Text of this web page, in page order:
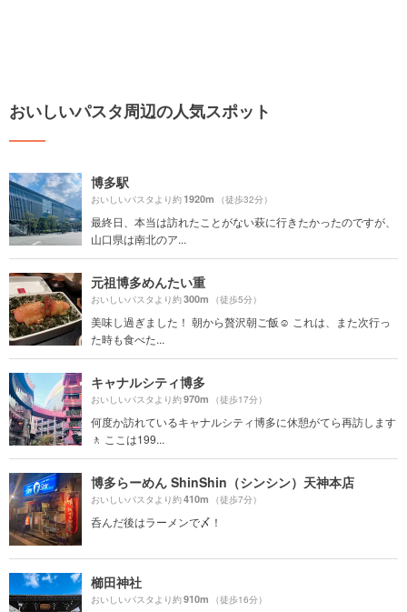
おいしいパスタ周辺の人気スポット
博多駅
おいしいパスタより約1920m （徒歩32分）
最終日、本当は訪れたことがない萩に行きたかったのですが、
山口県は南北のア...
元祖博多めんたい重
おいしいパスタより約300m （徒歩5分）
美味し過ぎました！ 朝から贅沢朝ご飯☺️ これは、また次行っ
た時も食べた...
キャナルシティ博多
おいしいパスタより約970m （徒歩17分）
何度か訪れているキャナルシティ博多に休憩がてら再訪します
🚶 ここは199...
博多らーめん ShinShin（シンシン）天神本店
おいしいパスタより約410m （徒歩7分）
呑んだ後はラーメンで〆！
櫛田神社
おいしいパスタより約910m （徒歩16分）